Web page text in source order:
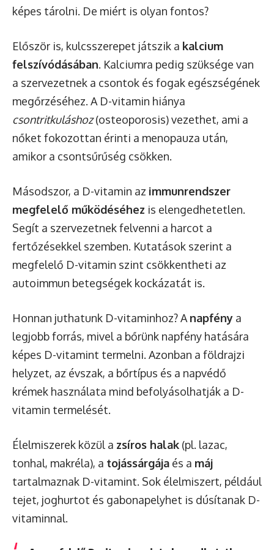
képes tárolni. De miért is olyan fontos?
Először is, kulcsszerepet játszik a kalcium
felszívódásában. Kalciumra pedig szüksége van
a szervezetnek a csontok és fogak egészségének
megőrzéséhez. A D-vitamin hiánya
csontritkuláshoz(osteoporosis) vezethet, ami a
nőket fokozottan érinti a menopauza után,
amikor a csontsűrűség csökken.
Másodszor, a D-vitamin az immunrendszer
megfelelő működéséhez is elengedhetetlen.
Segít a szervezetnek felvenni a harcot a
fertőzésekkel szemben. Kutatások szerint a
megfelelő D-vitamin szint csökkentheti az
autoimmun betegségek kockázatát is.
Honnan juthatunk D-vitaminhoz? A napfény a
legjobb forrás, mivel a bőrünk napfény hatására
képes D-vitamint termelni. Azonban a földrajzi
helyzet, az évszak, a bőrtípus és a napvédő
krémek használata mind befolyásolhatják a D-
vitamin termelését.
Élelmiszerek közül a zsíros halak (pl. lazac,
tonhal, makréla), a tojássárgája és a máj
tartalmaznak D-vitamint. Sok élelmiszert, például
tejet, joghurtot és gabonapelyhet is dúsítanak D-
vitaminnal.